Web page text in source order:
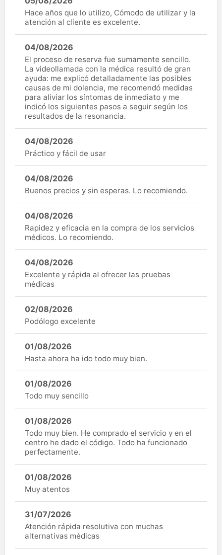
Hace años que lo utilizo, Cómodo de utilizar y la
atención al cliente es excelente.
04/08/2026
El proceso de reserva fue sumamente sencillo.
La videollamada con la médica resultó de gran
ayuda: me explicó detalladamente las posibles
causas de mi dolencia, me recomendó medidas
para aliviar los síntomas de inmediato y me
indicó los siguientes pasos a seguir según los
resultados de la resonancia.
04/08/2026
Práctico y fácil de usar
04/08/2026
Buenos precios y sin esperas. Lo recomiendo.
04/08/2026
Rapidez y eficacia en la compra de los servicios
médicos. Lo recomiendo.
04/08/2026
Excelente y rápida al ofrecer las pruebas
médicas
02/08/2026
Podólogo excelente
01/08/2026
Hasta ahora ha ido todo muy bien.
01/08/2026
Todo muy sencillo
01/08/2026
Todo muy bien. He comprado el servicio y en el
centro he dado el código. Todo ha funcionado
perfectamente.
01/08/2026
Muy atentos
31/07/2026
Atención rápida resolutiva con muchas
alternativas médicas